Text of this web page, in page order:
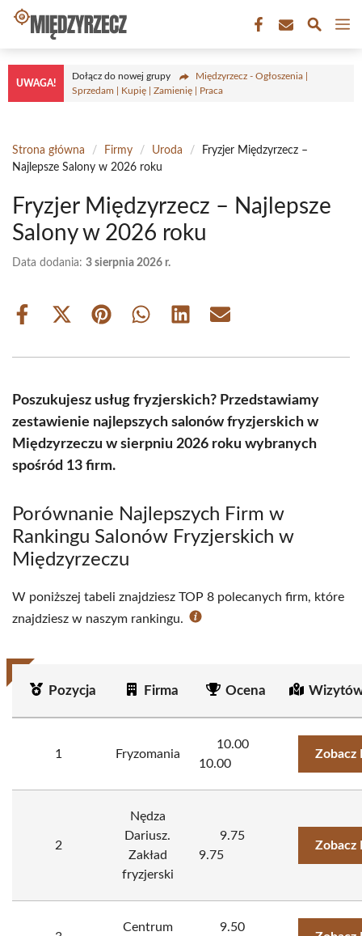
Przejdź
treści
UWAGA!
Dołącz do nowej grupy
Międzyrzecz - Ogłoszenia |
Sprzedam | Kupię | Zamienię | Praca
Strona główna / Firmy / Uroda /
Fryzjer Międzyrzecz –
Najlepsze Salony w 2026 roku
Fryzjer Międzyrzecz – Najlepsze
Salony w 2026 roku
Data dodania: 3 sierpnia 2026 r.
Share
Share
(Twitter)
Share Share Share Share
Poszukujesz usług fryzjerskich? Przedstawiamy
zestawienie najlepszych salonów fryzjerskich w
Międzyrzeczu w sierpniu 2026 roku wybranych
spośród 13 firm.
Porównanie Najlepszych Firm w
Rankingu Salonów Fryzjerskich w
Międzyrzeczu
W poniższej tabeli znajdziesz TOP 8 polecanych firm, które
znajdziesz w naszym rankingu.
Pozycja Firma Ocena
1 Fryzomania
10.00
10.00
Zobacz
2
Nędza
Dariusz.
Zakład
fryzjerski
9.75
9.75
Zobacz
Centrum
9.50